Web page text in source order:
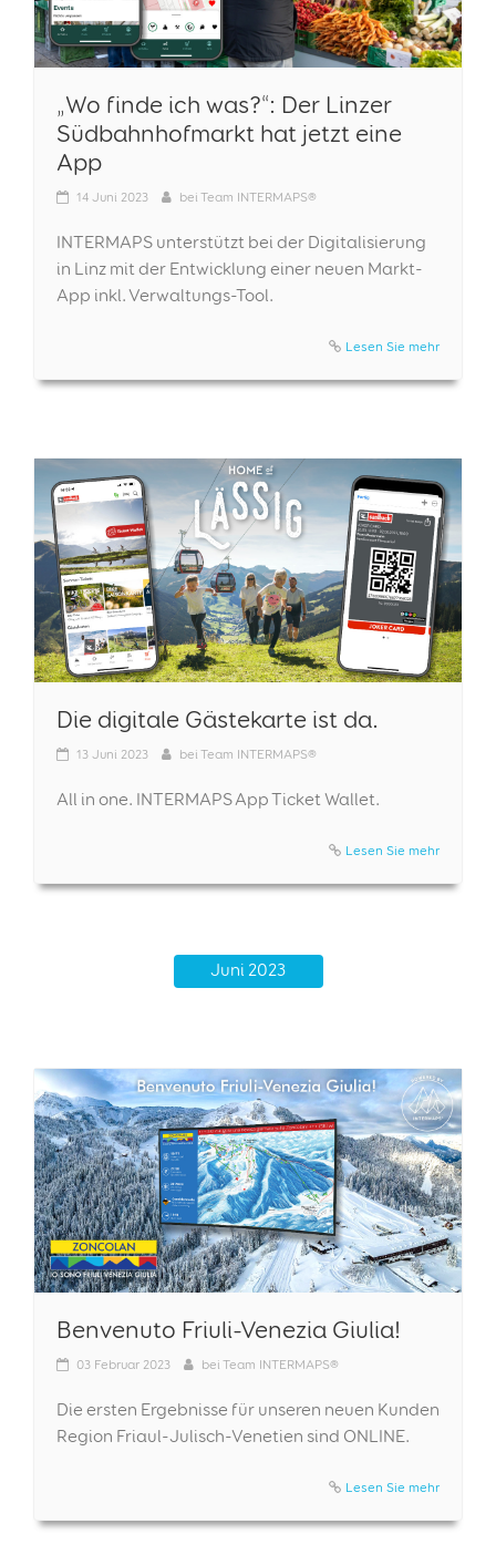
„Wo finde ich was?“: Der Linzer
Südbahnhofmarkt hat jetzt eine
App
14 Juni 2023 bei Team INTERMAPS®
INTERMAPS unterstützt bei der Digitalisierung
in Linz mit der Entwicklung einer neuen Markt-
App inkl. Verwaltungs-Tool.
Lesen Sie mehr
Die digitale Gästekarte ist da.
13 Juni 2023 bei Team INTERMAPS®
All in one. INTERMAPS App Ticket Wallet.
Lesen Sie mehr
Juni 2023
Benvenuto Friuli-Venezia Giulia!
03 Februar 2023 bei Team INTERMAPS®
Die ersten Ergebnisse für unseren neuen Kunden
Region Friaul-Julisch-Venetien sind ONLINE.
Lesen Sie mehr